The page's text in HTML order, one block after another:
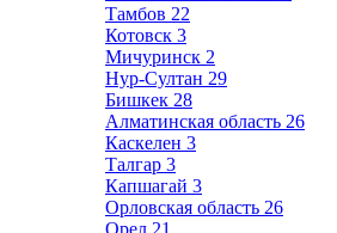
Тамбов 22
Котовск 3
Мичуринск 2
Нур-Султан 29
Бишкек 28
Алматинская область 26
Каскелен 3
Талгар 3
Капшагай 3
Орловская область 26
Орел 21